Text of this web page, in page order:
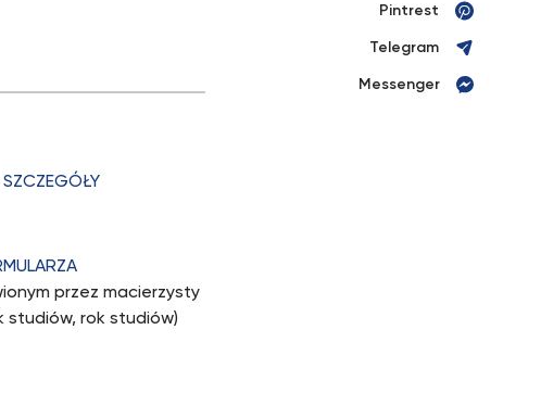
SZCZEGÓŁY
przez macierzysty
rok studiów)
Pintrest
Telegram
Messenger